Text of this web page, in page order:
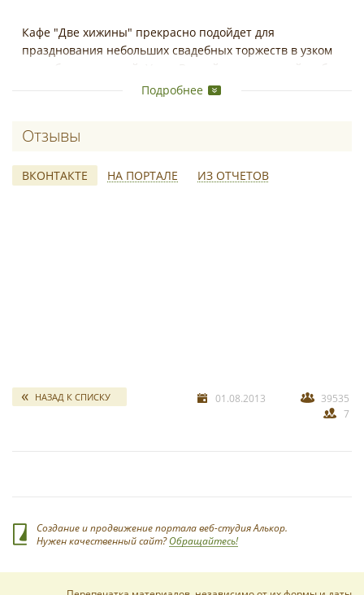
Кафе "Две хижины" прекрасно подойдет для
празднования небольших свадебных торжеств в узком
кругу близких людей. У нас Вы найдете: широкий выбор
блюд (в том числе приготовленных на огне),
Подробнее
Отзывы о Две хижины
ВКОНТАКТЕ НА ПОРТАЛЕ ИЗ ОТЧЕТОВ
*
*
НАЗАД К СПИСКУ 01.08.2013
39535
7
Создание и продвижение портала веб-студия Алькор.
Нужен качественный сайт?Обращайтесь!